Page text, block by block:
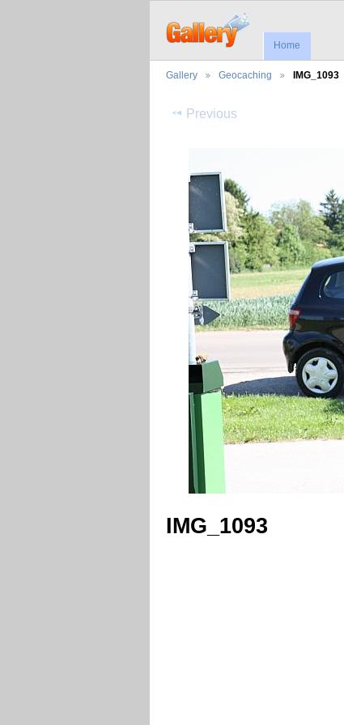
Home
Gallery Geocaching IMG_1093
Previous
IMG_1093